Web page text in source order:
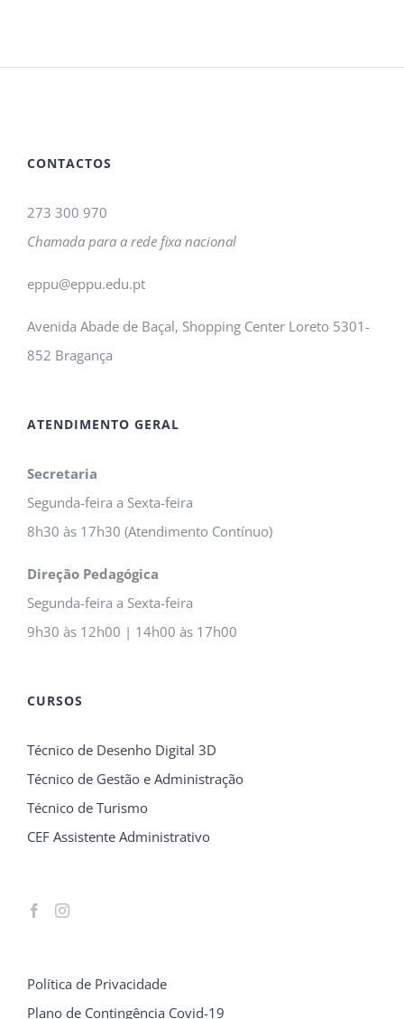
CONTACTOS
273 300 970
Chamada para a rede fixa nacional
eppu@eppu.edu.pt
Avenida Abade de Baçal, Shopping Center Loreto 5301-
852 Bragança
ATENDIMENTO GERAL
Secretaria
Segunda-feira a Sexta-feira
8h30 às 17h30 (Atendimento Contínuo)
Direção Pedagógica
Segunda-feira a Sexta-feira
9h30 às 12h00 | 14h00 às 17h00
CURSOS
Técnico de Desenho Digital 3D
Técnico de Gestão e Administração
Técnico de Turismo
CEF Assistente Administrativo
Política de Privacidade
Plano de Contingência Covid-19